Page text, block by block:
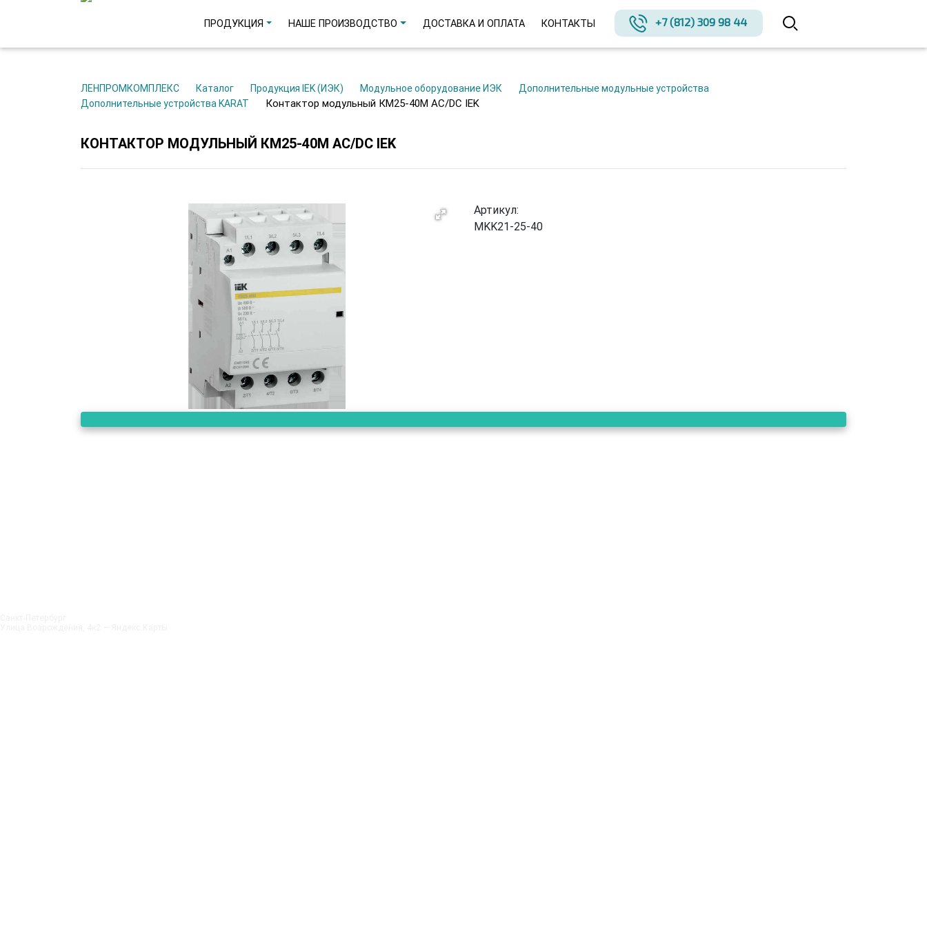
ПРОДУКЦИЯ НАШЕ ПРОИЗВОДСТВО ДОСТАВКА И ОПЛАТА КОНТАКТЫ +7 (812) 309 98 44
ЛЕНПРОМКОМПЛЕКС Каталог Продукция IEK (ИЭК) Модульное оборудование ИЭК
Дополнительные модульные устройства
Дополнительные устройства KARAT
Контактор модульный КМ25-40М AC/DC IEK
КОНТАКТОР МОДУЛЬНЫЙ КМ25-40М AC/DC IEK
Артикул:
MKK21-25-40